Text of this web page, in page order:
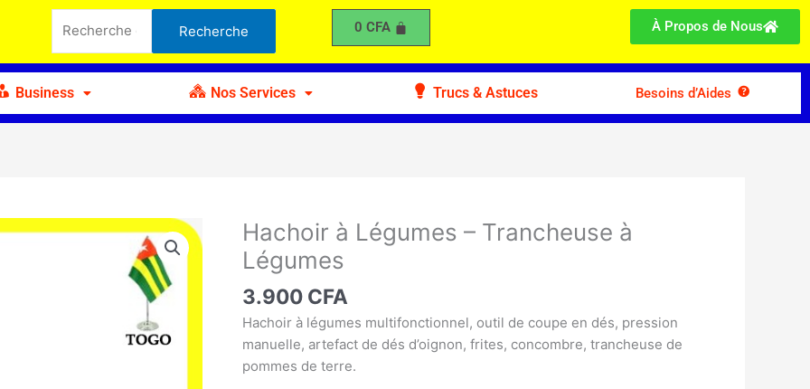
pour :
Recherche 0 CFA À Propos de Nous
Business Nos Services Trucs & Astuces Besoins d’Aides
Hachoir à Légumes – Trancheuse à
Légumes
3.900 CFA
Hachoir à légumes multifonctionnel, outil de coupe en dés, pression
manuelle, artefact de dés d’oignon, frites, concombre, trancheuse de
pommes de terre.
quantité
de
Hachoir
à
Légumes
Trancheuse
à
Trancheuse
à
Légumes